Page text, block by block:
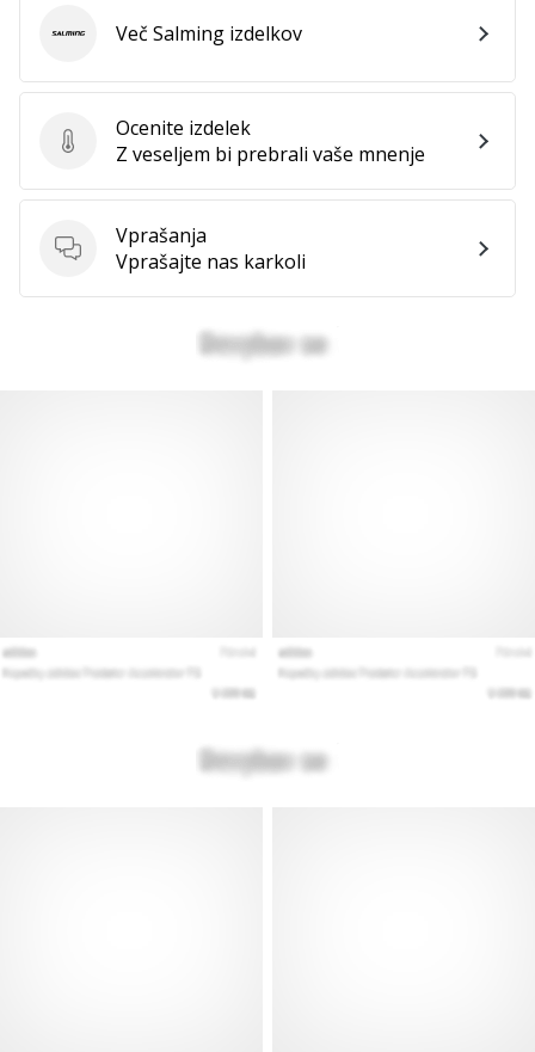
Ocenite izdelek
Ocenite izdelek
Z veseljem bi prebrali vaše mnenje
Vprašanja
Vprašanja
Vprašajte nas karkoli
SalmingVeč Salming izdelkov